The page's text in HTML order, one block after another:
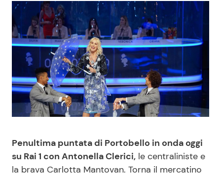
News Musica
News Spettacolo
Benessere
Casa
Mondo Mamma
Cucina e Ricette
Consigli di Cucina
Le Ricette in TV
Penultima puntata di Portobello in onda oggi
su Rai 1 con Antonella Clerici, le centraliniste e
la brava Carlotta Mantovan. Torna il mercatino